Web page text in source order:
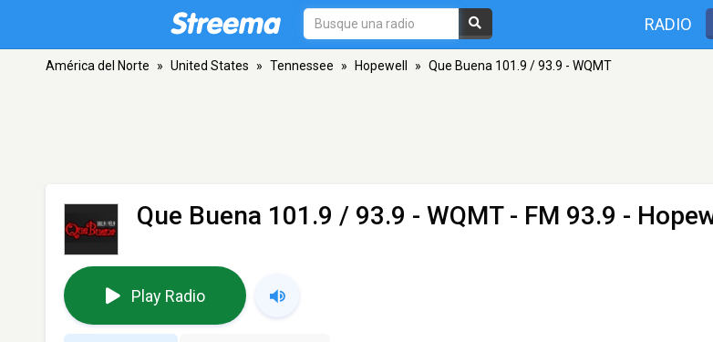
RADIO
América del Norte » United States » Tennessee » Hopewell » Que Buena 101.9 / 93.9 - WQMT
Que Buena 101.9 / 93.9 - WQMT- FM 93.9 -
Play Radio